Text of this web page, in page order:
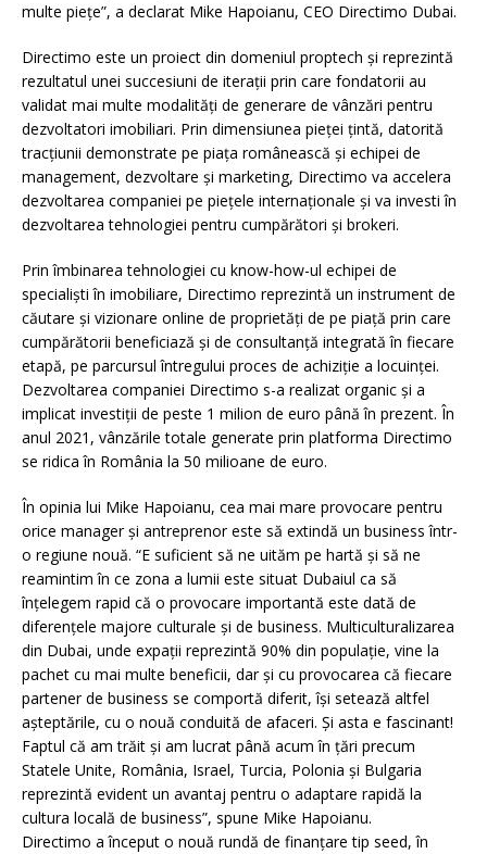
multe piețe”, a declarat Mike Hapoianu, CEO Directimo Dubai.
Directimo este un proiect din domeniul proptech și reprezintă
rezultatul unei succesiuni de iterații prin care fondatorii au
validat mai multe modalități de generare de vânzări pentru
dezvoltatori imobiliari. Prin dimensiunea pieței țintă, datorită
tracțiunii demonstrate pe piața românească și echipei de
management, dezvoltare și marketing, Directimo va accelera
dezvoltarea companiei pe piețele internaționale și va investi în
dezvoltarea tehnologiei pentru cumpărători și brokeri.
Prin îmbinarea tehnologiei cu know-how-ul echipei de
specialiști în imobiliare, Directimo reprezintă un instrument de
căutare și vizionare online de proprietăți de pe piață prin care
cumpărătorii beneficiază și de consultanță integrată în fiecare
etapă, pe parcursul întregului proces de achiziție a locuinței.
Dezvoltarea companiei Directimo s-a realizat organic și a
implicat investiții de peste 1 milion de euro până în prezent. În
anul 2021, vânzările totale generate prin platforma Directimo
se ridica în România la 50 milioane de euro.
În opinia lui Mike Hapoianu, cea mai mare provocare pentru
orice manager și antreprenor este să extindă un business într-
o regiune nouă. “E suficient să ne uităm pe hartă și să ne
reamintim în ce zona a lumii este situat Dubaiul ca să
înțelegem rapid că o provocare importantă este dată de
diferențele majore culturale și de business. Multiculturalizarea
din Dubai, unde expații reprezintă 90% din populație, vine la
pachet cu mai multe beneficii, dar și cu provocarea că fiecare
partener de business se comportă diferit, își setează altfel
așteptările, cu o nouă conduită de afaceri. Și asta e fascinant!
Faptul că am trăit și am lucrat până acum în țări precum
Statele Unite, România, Israel, Turcia, Polonia și Bulgaria
reprezintă evident un avantaj pentru o adaptare rapidă la
cultura locală de business”, spune Mike Hapoianu.
Directimo a început o nouă rundă de finanțare tip seed, în